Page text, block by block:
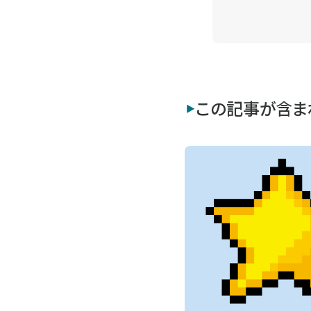
この記事が含